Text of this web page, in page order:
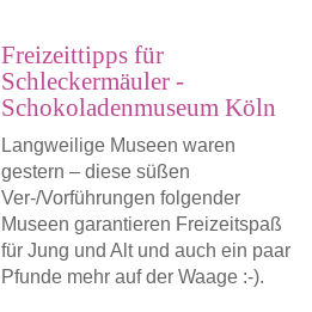
Freizeittipps für
Schleckermäuler -
Schokoladenmuseum Köln
Langweilige Museen waren
gestern – diese süßen
Ver-/Vorführungen folgender
Museen garantieren Freizeitspaß
für Jung und Alt und auch ein paar
Pfunde mehr auf der Waage :-).